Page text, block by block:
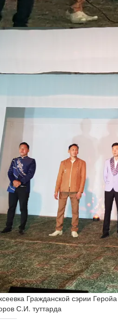
Гражданской сэрии
С.И. туттарда